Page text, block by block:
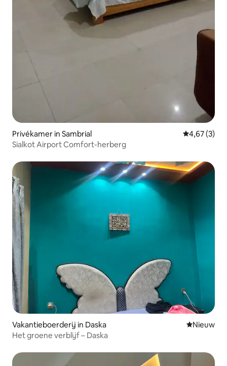
Privékamer in Sambrial
4,67 (3)
Sialkot Airport Comfort-herberg
Vakantieboerderij in Daska Nieuwe
Nieuw
Het groene verblijf – Daska